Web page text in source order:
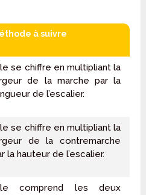
à suivre
se chiffre en multipliant la
de la marche par la
de l’escalier.
se chiffre en multipliant la
de la contremarche
la hauteur de l’escalier.
comprend les deux